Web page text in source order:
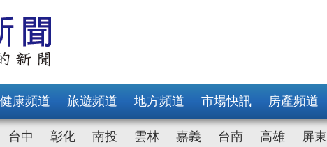
健康頻道 旅遊頻道 地方頻道 市場快訊 房產頻道
台中 彰化 南投 雲林 嘉義 台南 高雄 屏東